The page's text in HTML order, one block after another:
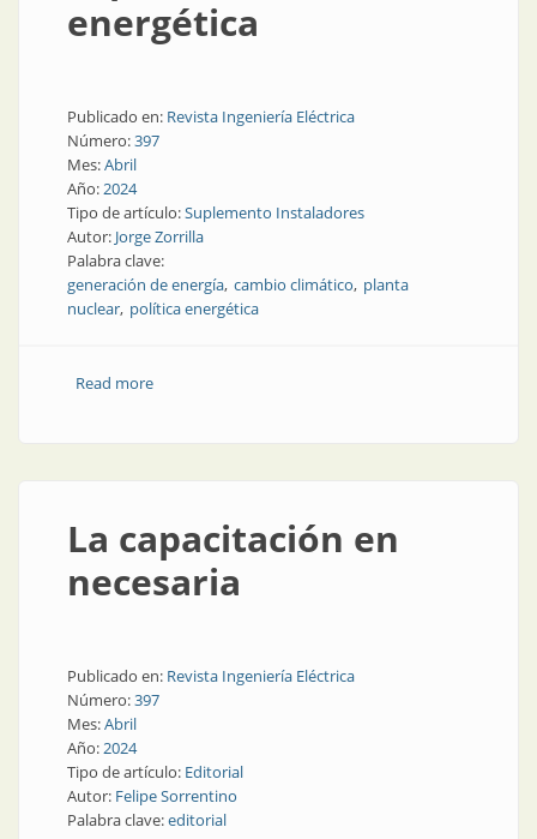
energética
Publicado en: Revista Ingeniería Eléctrica
Número:397
Mes:Abril
Año:2024
Tipo de artículo:Suplemento Instaladores
Autor: Jorge Zorrilla
Palabra clave:
generación de energía cambio climático planta
nuclear política energética
Read moreabout Resurge el potencial atómico para reforzar la
La capacitación en
necesaria
Publicado en: Revista Ingeniería Eléctrica
Número:397
Mes:Abril
Año:2024
Tipo de artículo: Editorial
Autor: Felipe Sorrentino
Palabra clave:editorial